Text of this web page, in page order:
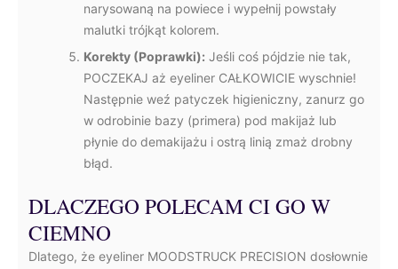
narysowaną na powiece i wypełnij powstały
malutki trójkąt kolorem.
Korekty (Poprawki): Jeśli coś pójdzie nie tak,
POCZEKAJ aż eyeliner CAŁKOWICIE wyschnie!
Następnie weź patyczek higieniczny, zanurz go
w odrobinie bazy (primera) pod makijaż lub
płynie do demakijażu i ostrą linią zmaż drobny
błąd.
DLACZEGO POLECAM CI GO W
CIEMNO
Dlatego, że eyeliner MOODSTRUCK PRECISION dosłownie